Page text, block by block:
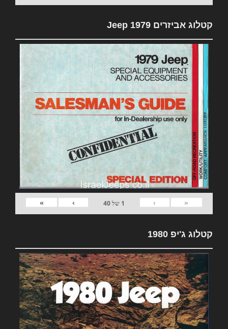
קטלוג אביזרים 1979 Jeep
«
‹
1 של40
›
»
קטלוג ג'יפ 1980